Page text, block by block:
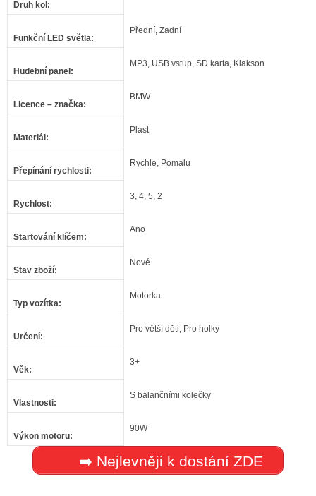
Druh kol :
Funkční LED světla:
Přední, Zadní
Hudební panel :
MP3, USB vstup, SD karta, Klakson
Licence – značka:
BMW
Materiál :
Plast
Přepínání rychlosti:
Rychle, Pomalu
Rychlost:
3, 4, 5, 2
Startování klíčem:
Ano
Stav zboží:
Nové
Typ vozítka:
Motorka
Určení:
Pro větší děti, Pro holky
Věk:
3+
Vlastnosti:
S balančními kolečky
Výkon motoru:
90W
➡️ Nejlevněji k dostání ZDE